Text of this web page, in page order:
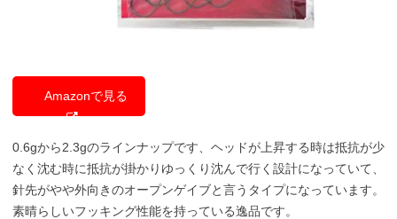
Amazonで見る
0.6gから2.3gのラインナップです、ヘッドが上昇する時は抵抗が少
なく沈む時に抵抗が掛かりゆっくり沈んで行く設計になっていて、
針先がやや外向きのオープンゲイブと言うタイプになっています。
素晴らしいフッキング性能を持っている逸品です。